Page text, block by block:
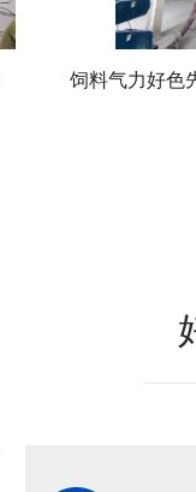
饲料气力好色